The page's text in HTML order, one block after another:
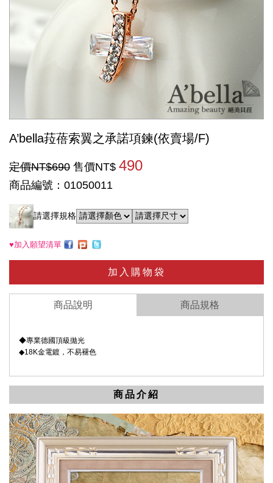
A’bella菈蓓索翼之承諾項鍊(依賣場/F)
定價NT$690 售價NT$ 490
商品編號：01050011
請選擇規格
♥加入願望清單
加入購物袋
商品說明 商品規格
◆專業德國頂級拋光
◆18K金電鍍，不易褪色
商品介紹